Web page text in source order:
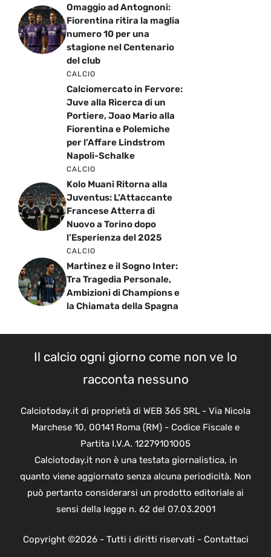
Omaggio ad Antognoni:
Fiorentina ritira la maglia
numero 10 per una
stagione nel Centenario
del club
CALCIO
Calciomercato in Fervore:
Juve alla Ricerca di un
Portiere, Joao Mario alla
Fiorentina e Polemiche
per l’Affare Lindstrom
Napoli-Schalke
CALCIO
Kolo Muani Ritorna alla
Juventus: L’Attaccante
Francese Atterra di
Nuovo a Torino dopo
l’Esperienza del 2025
CALCIO
Martinez e il Sogno Inter:
Tra Tragedia Personale,
Ambizioni di Champions e
la Chiamata della Spagna
Il calcio ogni giorno come non ve lo
racconta nessuno
Calciotoday.it di proprietà di WEB 365 SRL - Via Nicola
Marchese 10, 00141 Roma (RM) - Codice Fiscale e
Partita I.V.A. 12279101005
Calciotoday.it non è una testata giornalistica, in
quanto viene aggiornato senza alcuna periodicità. Non
può pertanto considerarsi un prodotto editoriale ai
sensi della legge n. 62 del 07.03.2001
Copyright ©2026 - Tutti i diritti riservati - Contattaci